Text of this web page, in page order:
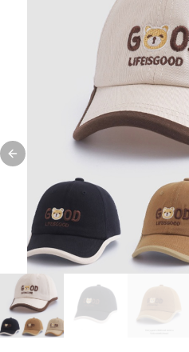
Previous slide